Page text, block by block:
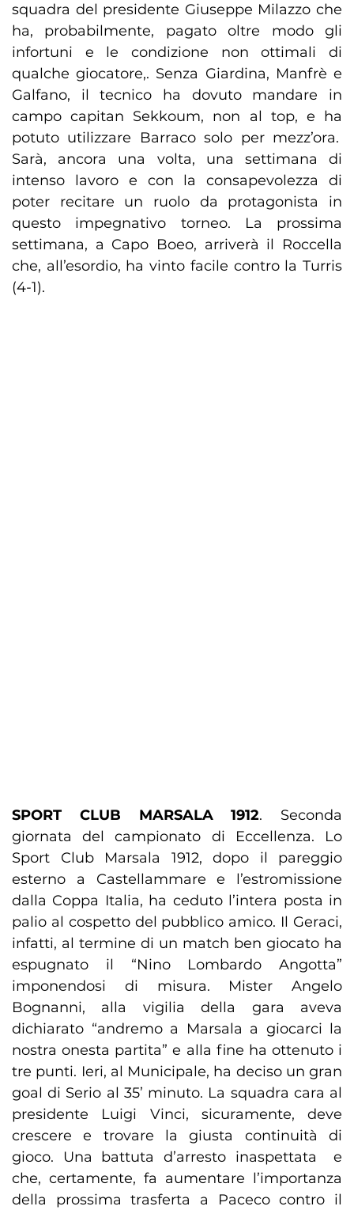
squadra del presidente Giuseppe Milazzo che
ha, probabilmente, pagato oltre modo gli
infortuni e le condizione non ottimali di
qualche giocatore,. Senza Giardina, Manfrè e
Galfano, il tecnico ha dovuto mandare in
campo capitan Sekkoum, non al top, e ha
potuto utilizzare Barraco solo per mezz’ora.
Sarà, ancora una volta, una settimana di
intenso lavoro e con la consapevolezza di
poter recitare un ruolo da protagonista in
questo impegnativo torneo. La prossima
settimana, a Capo Boeo, arriverà il Roccella
che, all’esordio, ha vinto facile contro la Turris
(4-1).
SPORT CLUB MARSALA 1912. Seconda
giornata del campionato di Eccellenza. Lo
Sport Club Marsala 1912, dopo il pareggio
esterno a Castellammare e l’estromissione
dalla Coppa Italia, ha ceduto l’intera posta in
palio al cospetto del pubblico amico. Il Geraci,
infatti, al termine di un match ben giocato ha
espugnato il “Nino Lombardo Angotta”
imponendosi di misura. Mister Angelo
Bognanni, alla vigilia della gara aveva
dichiarato “andremo a Marsala a giocarci la
nostra onesta partita” e alla fine ha ottenuto i
tre punti. Ieri, al Municipale, ha deciso un gran
goal di Serio al 35’ minuto. La squadra cara al
presidente Luigi Vinci, sicuramente, deve
crescere e trovare la giusta continuità di
gioco. Una battuta d’arresto inaspettata
e
che, certamente, fa aumentare l’importanza
della prossima trasferta a Paceco contro il